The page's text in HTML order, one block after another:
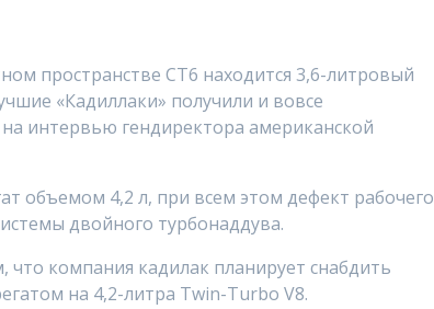
пространстве СТ6 находится 3,6-литровый
«Кадиллаки» получили и вовсе
интервью гендиректора американской
объемом 4,2 л, при всем этом дефект рабочего
двойного турбонаддува.
компания кадилак планирует снабдить
на 4,2-литра Twin-Turbo V8.